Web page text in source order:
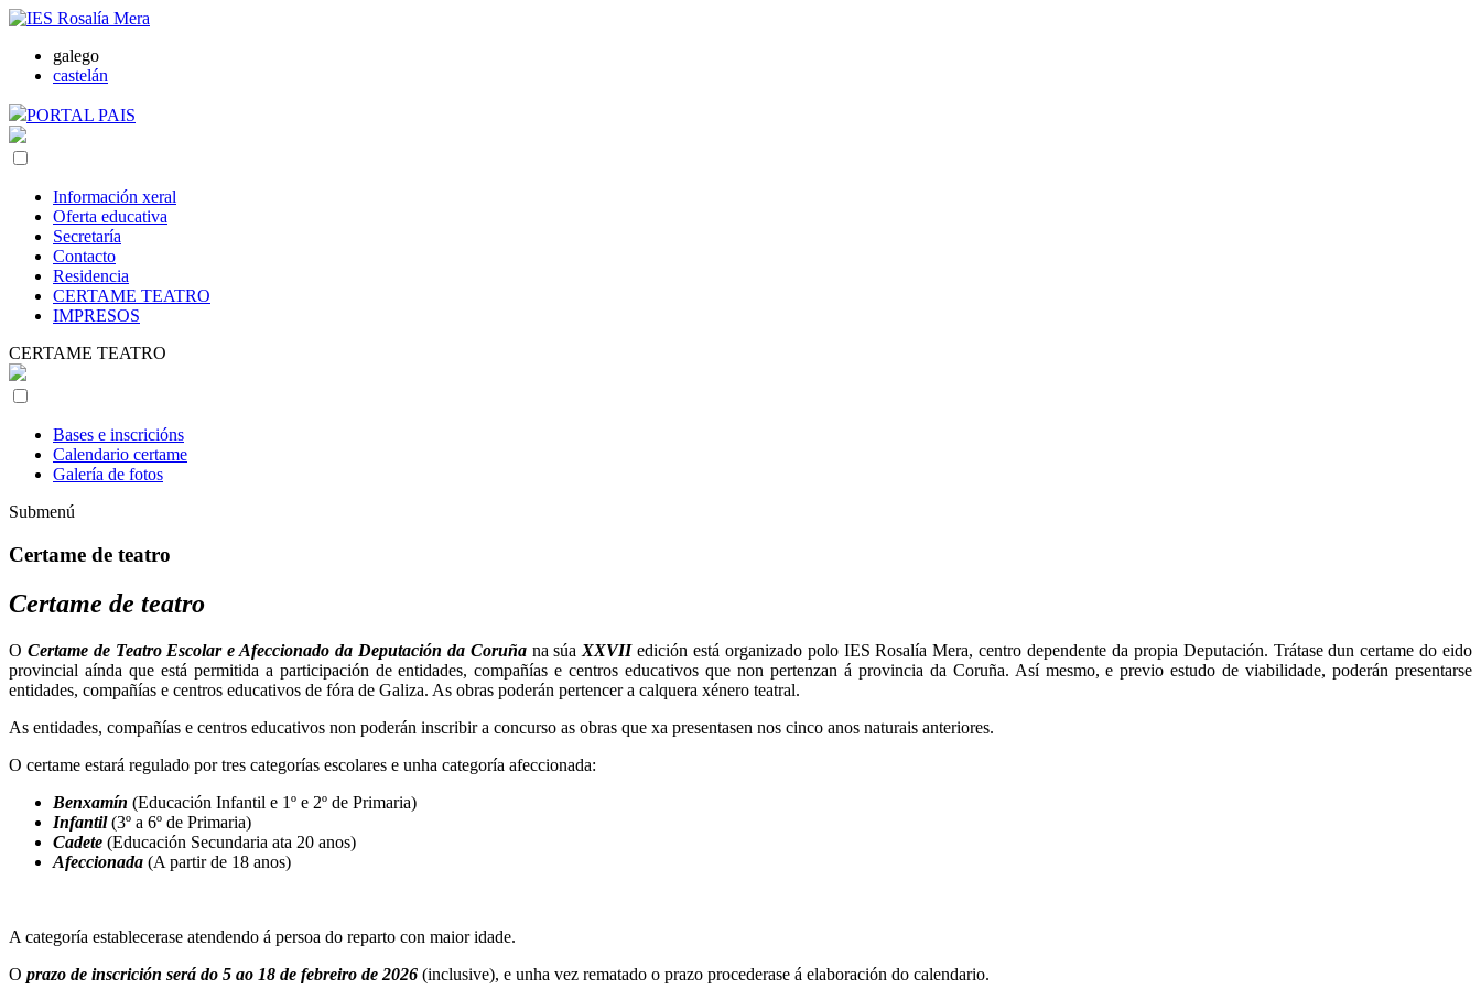
galego
castelán
PORTAL PAIS
Información xeral
Oferta educativa
Secretaría
Contacto
Residencia
CERTAME TEATRO
IMPRESOS
CERTAME TEATRO
Bases e inscricións
Calendario certame
Galería de fotos
Submenú
Certame de teatro
Certame de teatro
O Certame de Teatro Escolar e Afeccionado da Deputación da Coruñana súa XXVIIedición está organizado polo IES Rosalía Mera, centro dependente da propia Deputación. Trátase dun certame do eido
provincial aínda que está permitida a participación de entidades, compañías e centros educativos que non pertenzan á provincia da Coruña. Así mesmo, e previo estudo de viabilidade, poderán presentarse
entidades, compañías e centros educativos de fóra de Galiza. As obras poderán pertencer a calquera xénero teatral.
As entidades, compañías e centros educativos non poderán inscribir a concurso as obras que xa presentasen nos cinco anos naturais anteriores.
O certame estará regulado por tres categorías escolares e unha categoría afeccionada:
Benxamín (Educación Infantil e 1º e 2º de Primaria)
Infantil(3º a 6º de Primaria)
Cadete (Educación Secundaria ata 20 anos)
Afeccionada (A partir de 18 anos)
A categoría establecerase atendendo á persoa do reparto con maior idade.
O prazo de inscrición será do 5 ao 18 de febreiro de 2026 (inclusive), e unha vez rematado o prazo procederase á elaboración do calendario.